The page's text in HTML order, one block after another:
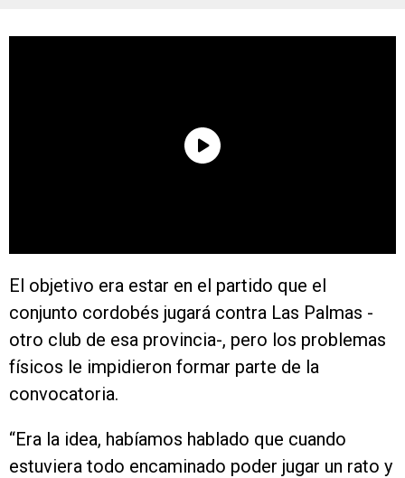
El objetivo era estar en el partido que el
conjunto cordobés jugará contra Las Palmas -
otro club de esa provincia-, pero los problemas
físicos le impidieron formar parte de la
convocatoria.
“Era la idea, habíamos hablado que cuando
estuviera todo encaminado poder jugar un rato y